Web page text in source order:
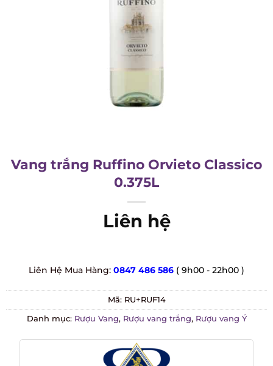
Vang trắng Ruffino Orvieto Classico
0.375L
Liên hệ
Liên Hệ Mua Hàng: 0847 486 586 ( 9h00 - 22h00 )
Mã: RU+RUF14
Danh mục: Rượu Vang, Rượu vang trắng, Rượu vang Ý